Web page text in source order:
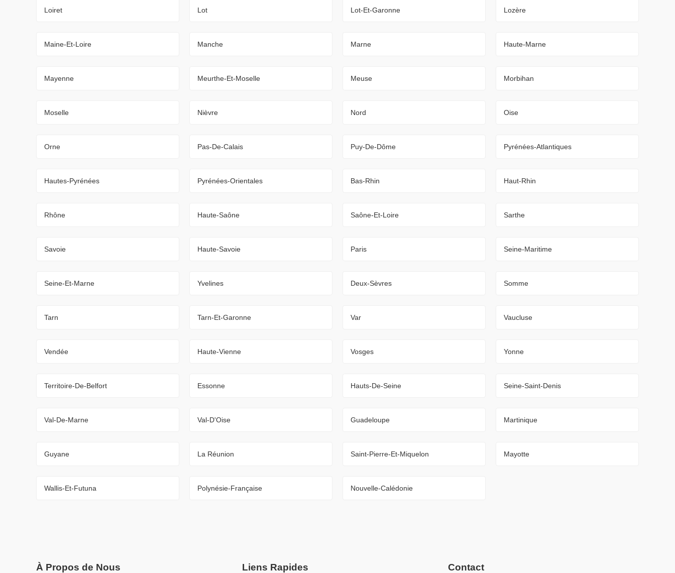
Loiret Lot Lot-Et-Garonne Lozère
Maine-Et-Loire Manche Marne Haute-Marne
Mayenne Meurthe-Et-Moselle Meuse Morbihan
Moselle Nièvre Nord Oise
Orne Pas-De-Calais Puy-De-Dôme Pyrénées-Atlantiques
Hautes-Pyrénées Pyrénées-Orientales Bas-Rhin Haut-Rhin
Rhône Haute-Saône Saône-Et-Loire Sarthe
Savoie Haute-Savoie Paris Seine-Maritime
Seine-Et-Marne Yvelines Deux-Sèvres Somme
Tarn Tarn-Et-Garonne Var Vaucluse
Vendée Haute-Vienne Vosges Yonne
Territoire-De-Belfort Essonne Hauts-De-Seine Seine-Saint-Denis
Val-De-Marne Val-D'Oise Guadeloupe Martinique
Guyane La Réunion Saint-Pierre-Et-Miquelon Mayotte
Wallis-Et-Futuna Polynésie-Française Nouvelle-Calédonie
À Propos de Nous Liens Rapides Contact